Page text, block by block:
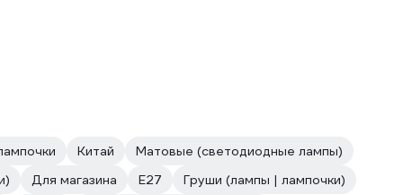
Китай
Матовые (светодиодные лампы)
Для магазина E27
Груши (лампы | лампочки)